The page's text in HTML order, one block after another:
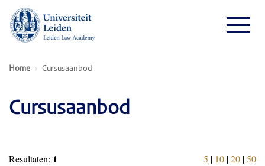
Home Cursusaanbod
Cursusaanbod
Resultaten: 1 5 | 10 |20 |50